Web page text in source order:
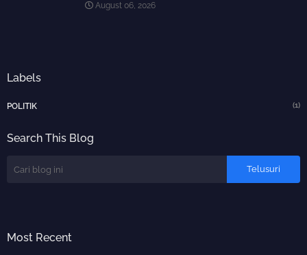
August 06, 2026
Labels
POLITIK (1)
Search This Blog
Most Recent